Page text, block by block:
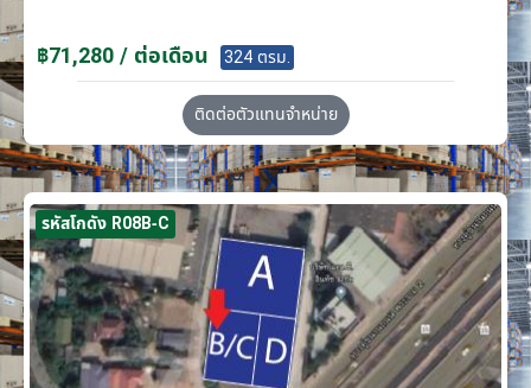
฿71,280 / ต่อเดือน 324 ตรม.
ติดต่อตัวแทนจำหน่าย
รหัสโกดัง R08B-C